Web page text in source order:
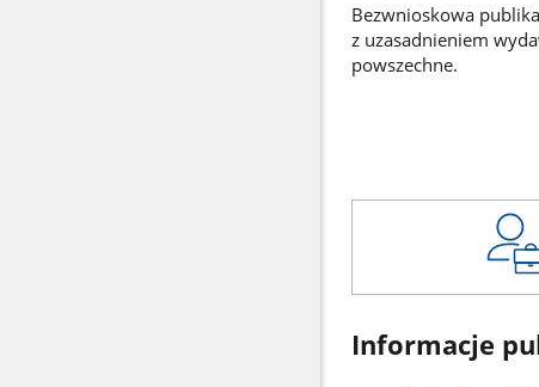
Bezwnioskowa
z uzasadnieniem
powszechne.
Informacje